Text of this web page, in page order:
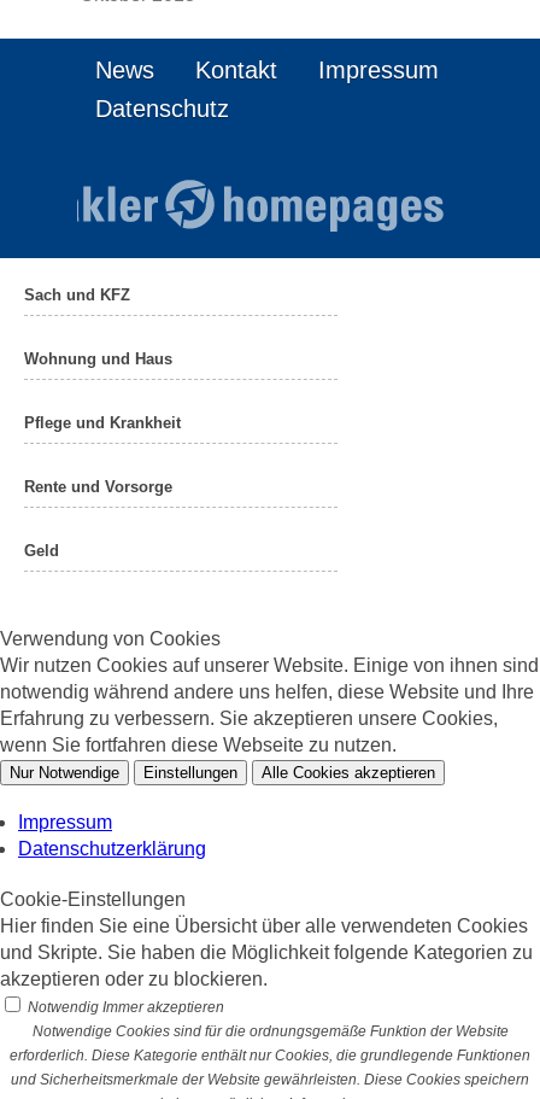
News Kontakt
Impressum
Datenschutz
Sach und KFZ
Wohnung und Haus
Pflege und Krankheit
Rente und Vorsorge
Geld
Verwendung von Cookies
Wir nutzen Cookies auf unserer Website. Einige von ihnen sind
notwendig während andere uns helfen, diese Website und Ihre
Erfahrung zu verbessern. Sie akzeptieren unsere Cookies,
wenn Sie fortfahren diese Webseite zu nutzen.
Nur Notwendige Einstellungen Alle Cookies akzeptieren
Impressum
Datenschutzerklärung
Cookie-Einstellungen
Hier finden Sie eine Übersicht über alle verwendeten Cookies
und Skripte. Sie haben die Möglichkeit folgende Kategorien zu
akzeptieren oder zu blockieren.
Notwendig Immer akzeptieren
Notwendige Cookies sind für die ordnungsgemäße Funktion der Website
erforderlich. Diese Kategorie enthält nur Cookies, die grundlegende Funktionen
und Sicherheitsmerkmale der Website gewährleisten. Diese Cookies speichern